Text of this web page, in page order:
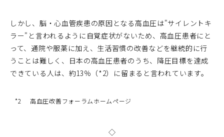
しかし、脳・心血管疾患の原因となる高血圧は"サイレントキ
ラー"と言われるように自覚症状がないため、高血圧患者にと
って、通院や服薬に加え、生活習慣の改善などを継続的に行
うことは難しく、日本の高血圧患者のうち、降圧目標を達成
できている人は、約13％（*2）に留まると言われています。
*2 高血圧改善フォーラムホームページ
◇